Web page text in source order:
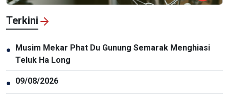
Terkini
● Musim Mekar Phat Du Gunung Semarak Menghiasi
Teluk Ha Long
● 09/08/2026